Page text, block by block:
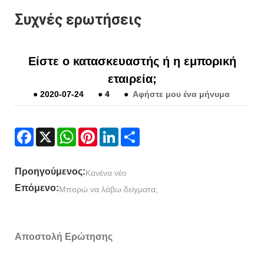
Συχνές ερωτήσεις
Είστε ο κατασκευαστής ή η εμπορική
εταιρεία;
● 2020-07-24 ● 4 ● Αφήστε μου ένα μήνυμα
Facebook
X WhatsAppPinterestLinkedIn
Προηγούμενος:Κανένα νέο
Επόμενο:Μπορώ να λάβω δείγματα;
Αποστολή Ερώτησης